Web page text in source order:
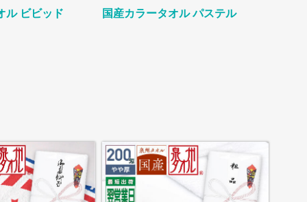
ル ビビッド 国産カラータオル パステル